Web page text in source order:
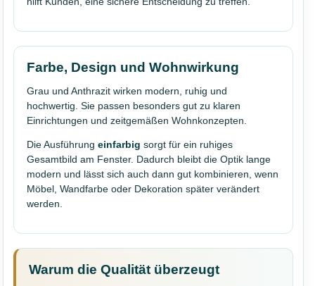
Farbe, Design und Wohnwirkung
Grau und Anthrazit wirken modern, ruhig und
hochwertig. Sie passen besonders gut zu klaren
Einrichtungen und zeitgemäßen Wohnkonzepten.
Die Ausführung einfarbig sorgt für ein ruhiges
Gesamtbild am Fenster. Dadurch bleibt die Optik lange
modern und lässt sich auch dann gut kombinieren, wenn
Möbel, Wandfarbe oder Dekoration später verändert
werden.
Warum die Qualität überzeugt